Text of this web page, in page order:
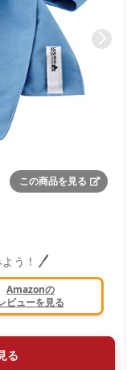
この商品を見る
う！
Amazonの
ビューを見る
る